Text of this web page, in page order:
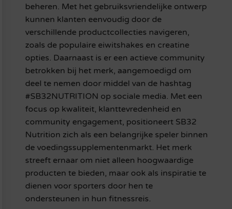
beheren. Met het gebruiksvriendelijke ontwerp
kunnen klanten eenvoudig door de
verschillende productcollecties navigeren,
zoals de populaire eiwitshakes en creatine
opties. Daarnaast is er een actieve community
betrokken bij het merk, aangemoedigd om
deel te nemen door middel van de hashtag
#SB32NUTRITION op sociale media. Met een
focus op kwaliteit, klanttevredenheid en
community engagement, positioneert SB32
Nutrition zich als een belangrijke speler binnen
de voedingssupplementenmarkt. Het merk
streeft ernaar om niet alleen hoogwaardige
producten te bieden, maar ook als inspiratie te
dienen voor sporters door hen te
ondersteunen in hun fitnessreis.